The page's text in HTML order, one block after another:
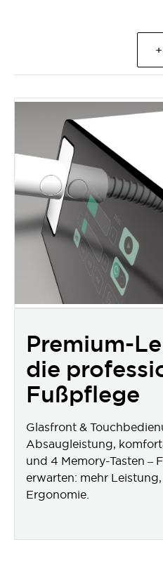
Premium-
die
Fußpflege
Glasfront &
Absaugleistung,
und 4 Memory-Tasten –
erwarten: mehr
Ergonomie.